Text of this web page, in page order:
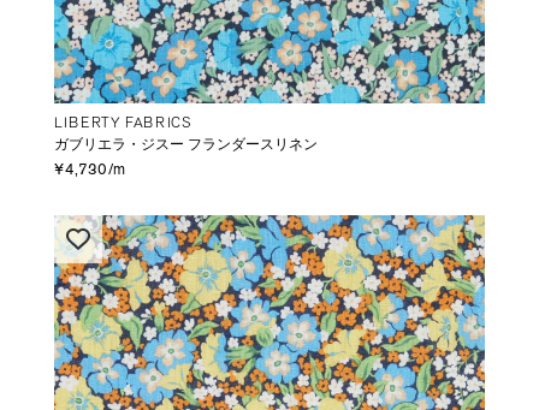
LIBERTY FABRICS
ガブリエラ・ジスー フランダースリネン
¥4,730/m